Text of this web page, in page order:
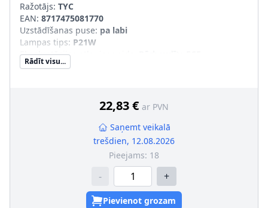
Ražotājs: TYC
EAN: 8717475081770
Uzstādīšanas puse: pa labi
Lampas tips: P21W
Ekspluatācijas atļaujas veids
Papildus artikuls/Papildus informācija
Rādīt visu...
22,83 € ar PVN
Saņemt veikalā
trešdien, 12.08.2026
Pieejams: 18
- +
Pievienot grozam